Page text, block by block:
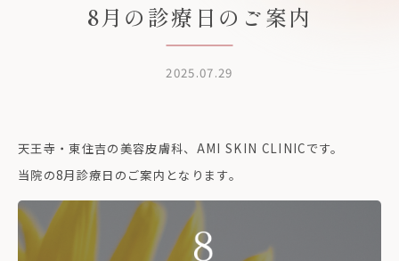
8月の診療日のご案内
2025.07.29
天王寺・東住吉の美容皮膚科、AMI SKIN CLINICです。
当院の8月診療日のご案内となります。